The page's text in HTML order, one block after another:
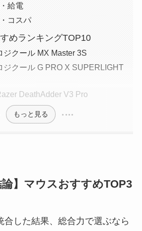
給電
コスパ
めランキングTOP10
ジクール MX Master 3S
ジクール G PRO X SUPERLIGHT
DeathAdder V3 Pro
もっと見る
論】マウスおすすめTOP3
合した結果、総合力で選ぶなら